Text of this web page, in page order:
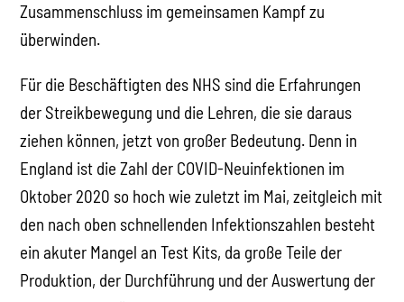
Zusammenschluss im gemeinsamen Kampf zu
überwinden.
Für die Beschäftigten des NHS sind die Erfahrungen
der Streikbewegung und die Lehren, die sie daraus
ziehen können, jetzt von großer Bedeutung. Denn in
England ist die Zahl der COVID-Neuinfektionen im
Oktober 2020 so hoch wie zuletzt im Mai, zeitgleich mit
den nach oben schnellenden Infektionszahlen besteht
ein akuter Mangel an Test Kits, da große Teile der
Produktion, der Durchführung und der Auswertung der